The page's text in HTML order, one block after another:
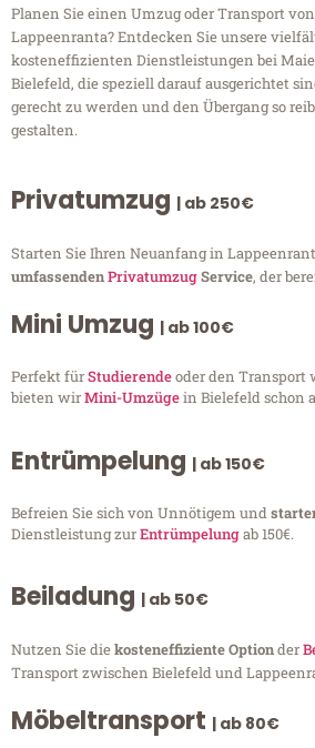
Planen Sie einen Umzug oder Transport
Lappeenranta? Entdecken Sie unsere
kosteneffizienten Dienstleistungen bei
Bielefeld, die speziell darauf ausgerichtet
gerecht zu werden und den Übergang so
gestalten.
Privatumzug | ab 250€
Starten Sie Ihren Neuanfang in
umfassendenPrivatumzugService, der
Mini Umzug | ab 100€
Perfekt fürStudierendeoder den Transport
bieten wirMini-Umzügein Bielefeld schon
Entrümpelung | ab 150€
Befreien Sie sich von Unnötigem und
Dienstleistung zurEntrümpelungab 150€.
Beiladung | ab 50€
Nutzen Sie diekosteneffiziente Optionder
Transport zwischen Bielefeld und
Möbeltransport | ab 80€